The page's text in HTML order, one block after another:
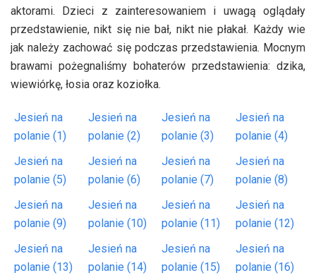
aktorami. Dzieci z zainteresowaniem i uwagą oglądały
przedstawienie, nikt się nie bał, nikt nie płakał. Każdy wie
jak należy zachować się podczas przedstawienia. Mocnym
brawami pożegnaliśmy bohaterów przedstawienia: dzika,
wiewiórkę, łosia oraz koziołka.
Jesień na
polanie (1)
Jesień na
polanie (2)
Jesień na
polanie (3)
Jesień na
polanie (4)
Jesień na
polanie (5)
Jesień na
polanie (6)
Jesień na
polanie (7)
Jesień na
polanie (8)
Jesień na
polanie (9)
Jesień na
polanie (10)
Jesień na
polanie (11)
Jesień na
polanie (12)
Jesień na
polanie (13)
Jesień na
polanie (14)
Jesień na
polanie (15)
Jesień na
polanie (16)